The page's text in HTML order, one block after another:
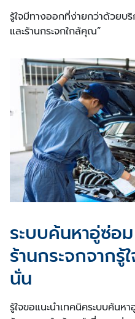
รู้ใจมีทางออกที่ง่ายกว่าด้วยบ
และร้านกระจกใกล้คุณ”
ระบบค้นหาอู่ซ่อ
ร้านกระจกจากรู้
นั่น
รู้ใจขอแนะนำเทคนิคระบบค้น